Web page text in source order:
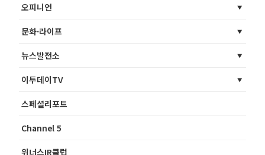
오피니언
문화·라이프
뉴스발전소
이투데이TV
스페셜리포트
Channel 5
위너스IR클럽